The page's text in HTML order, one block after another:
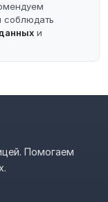
соблюдать
и
Помогаем